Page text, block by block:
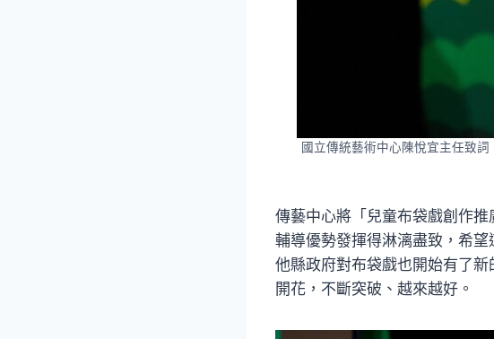
國立傳統藝術中心陳悅宜主任致
傳藝中心將「兒童布袋戲創作
輔導優勢發揮得淋漓盡致，希
他縣政府對布袋戲也開始有了
開花，不斷突破、越來越好。